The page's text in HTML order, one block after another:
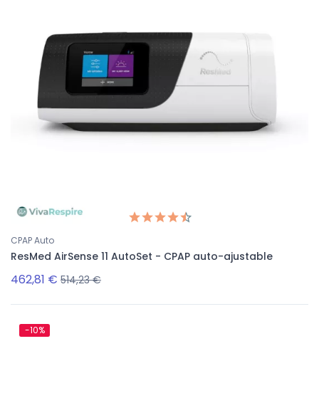
CPAP Auto
ResMed AirSense 11 AutoSet - CPAP auto-ajustable
462,81 € 514,23 €
-10%